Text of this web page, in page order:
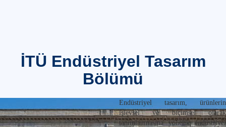
İTÜ Endüstriyel Tasarım
Bölümü
Endüstriyel tasarım, ürünlerin
işlevsel ve biçimsel olarak
tanımlanmasına yönelik endüstriyel